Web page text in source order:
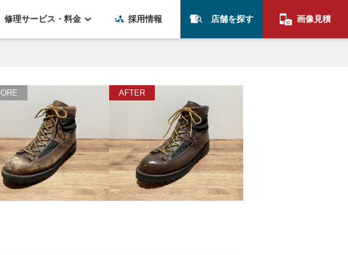
修理サービス・料金 採用情報 店舗を探す 画像見積